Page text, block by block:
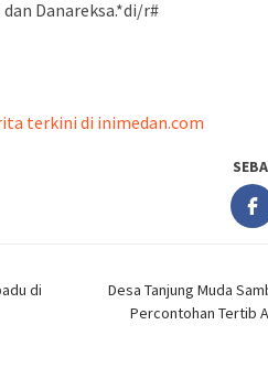
Danareksa.*di/r#
terkini di inimedan.com
di
Desa Tanjung Muda
Percontohan Tertib